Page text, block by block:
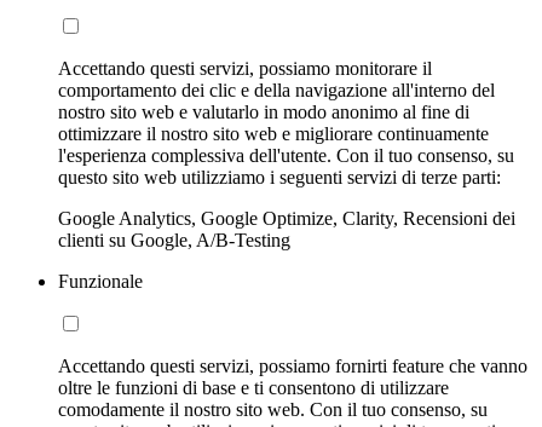
Accettando questi servizi, possiamo monitorare il
comportamento dei clic e della navigazione all'interno del
nostro sito web e valutarlo in modo anonimo al fine di
ottimizzare il nostro sito web e migliorare continuamente
l'esperienza complessiva dell'utente. Con il tuo consenso, su
questo sito web utilizziamo i seguenti servizi di terze parti:
Google Analytics, Google Optimize, Clarity, Recensioni dei
clienti su Google, A/B-Testing
Funzionale
Accettando questi servizi, possiamo fornirti feature che vanno
oltre le funzioni di base e ti consentono di utilizzare
comodamente il nostro sito web. Con il tuo consenso, su